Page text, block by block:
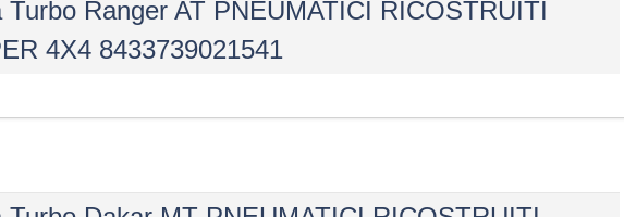
Ranger AT PNEUMATICI RICOSTRUITI
4X4 8433739021541